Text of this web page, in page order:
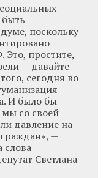
поскольку
Это, простите,
— давайте
сегодня во
И было бы
со своей
давление на
—
слова
Светлана